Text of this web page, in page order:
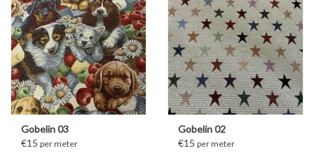
Gobelin 03
€15 per meter
Gobelin 02
€15 per meter